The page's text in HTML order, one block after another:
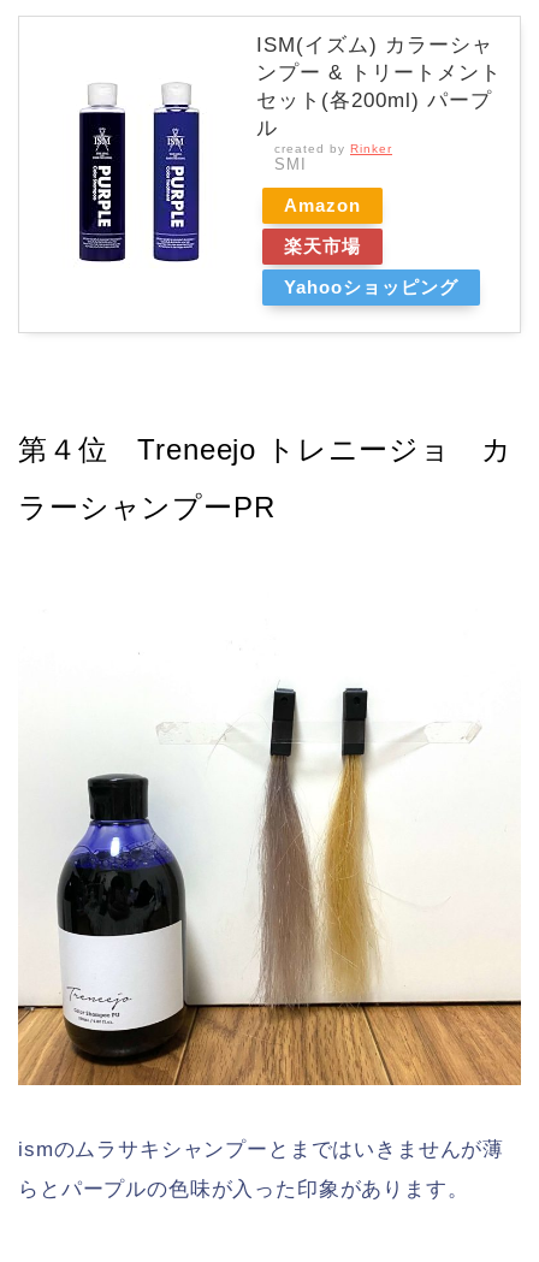
ISM(イズム) カラーシャ
ンプー & トリートメント
セット(各200ml) パープ
ル
created by Rinker
SMI
Amazon
楽天市場
Yahooショッピング
第４位 Treneejo トレニージョ カ
ラーシャンプーPR
ismのムラサキシャンプーとまではいきませんが薄
らとパープルの色味が入った印象があります。